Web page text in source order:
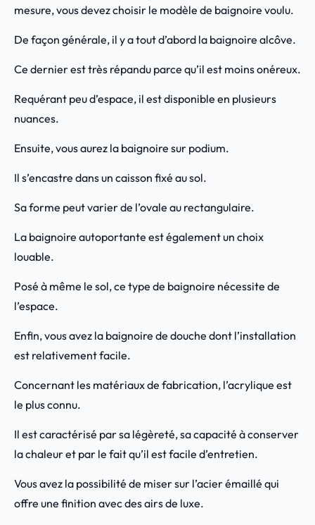
mesure, vous devez choisir le modèle de baignoire voulu.
De façon générale, il y a tout d’abord la baignoire alcôve.
Ce dernier est très répandu parce qu’il est moins onéreux.
Requérant peu d’espace, il est disponible en plusieurs
nuances.
Ensuite, vous aurez la baignoire sur podium.
Il s’encastre dans un caisson fixé au sol.
Sa forme peut varier de l’ovale au rectangulaire.
La baignoire autoportante est également un choix
louable.
Posé à même le sol, ce type de baignoire nécessite de
l’espace.
Enfin, vous avez la baignoire de douche dont l’installation
est relativement facile.
Concernant les matériaux de fabrication, l’acrylique est
le plus connu.
Il est caractérisé par sa légèreté, sa capacité à conserver
la chaleur et par le fait qu’il est facile d’entretien.
Vous avez la possibilité de miser sur l’acier émaillé qui
offre une finition avec des airs de luxe.